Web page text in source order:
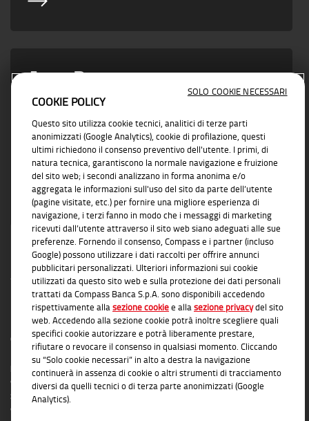
Area Partner
Vicino ad ogni esigenza di business con
soluzioni concrete e affidabili
INFORMAZIONI TRASPARENTI
Compass Banca S.p.A., Banca del Gruppo Monte dei Paschi di Siena; P.I. Gruppo IVA
Mediobanca: 10536040966 - Tutti i diritti riservati -Dati Societari- Messaggio
pubblicitario con finalità promozionale. Per le condizioni contrattuali si rimanda ai
documenti informativi disponibili presso le Filiali Compass Banca S.p.A. o presso
gli Agenti in attività finanziaria autorizzati che operano in qualità di intermediari del
credito convenzionati in esclusiva con Compass Banca S.p.A. L'elenco delle Filiali e
COOKIE POLICY
Questo sito utilizza cookie tecnici, analitici di terze parti
anonimizzati (Google Analytics), cookie di profilazione, questi
ultimi richiedono il consenso preventivo dell'utente. I primi, di
natura tecnica, garantiscono la normale navigazione e fruizione
del sito web; i secondi analizzano in forma anonima e/o
aggregata le informazioni sull'uso del sito da parte dell’utente
(pagine visitate, etc.) per fornire una migliore esperienza di
navigazione, i terzi fanno in modo che i messaggi di marketing
ricevuti dall’utente attraverso il sito web siano adeguati alle sue
preferenze. Fornendo il consenso, Compass e i partner (incluso
Google) possono utilizzare i dati raccolti per offrire annunci
pubblicitari personalizzati. Ulteriori informazioni sui cookie
utilizzati da questo sito web e sulla protezione dei dati personali
trattati da Compass Banca S.p.A. sono disponibili accedendo
rispettivamente allasezione cookiee allasezione privacydel sito
web. Accedendo alla sezione cookie potrà inoltre scegliere quali
specifici cookie autorizzare e potrà liberamente prestare,
rifiutare o revocare il consenso in qualsiasi momento. Cliccando
su “Solo cookie necessari” in alto a destra la navigazione
continuerà in assenza di cookie o altri strumenti di tracciamento
diversi da quelli tecnici o di terza parte anonimizzati (Google
Analytics).
SOLO COOKIE NECESSARI